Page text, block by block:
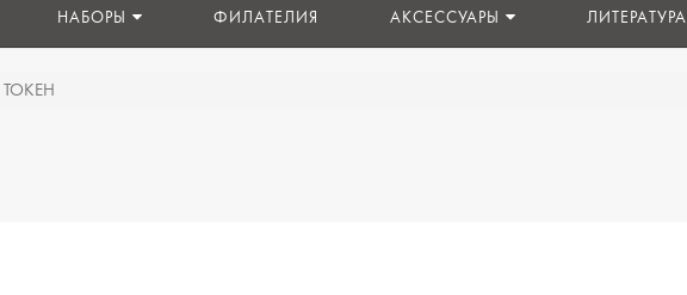
НАБОРЫ ФИЛАТЕЛИЯ АКСЕССУАРЫ ЛИТЕРАТУРА
ТОКЕН